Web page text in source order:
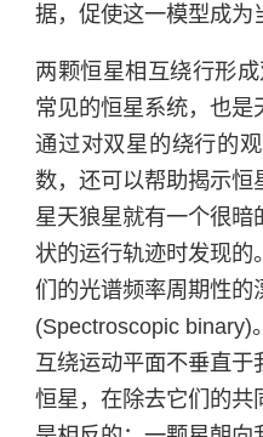
据，促使这一模型成为
两颗恒星相互绕行形
常见的恒星系统，也
通过对双星的绕行的
数，还可以帮助揭示
星天狼星就有一个很
状的运行轨迹时发现的
们的光谱频率周期性的
(Spectroscopic binary)
互绕运动平面不垂直
恒星，在除去它们的共